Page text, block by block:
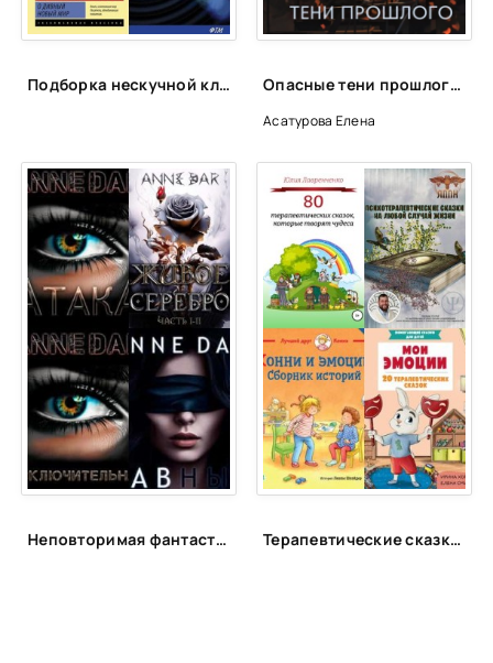
Подборка нескучной классики Опасные тени прошлого - Елена Асатурова
Асатурова Елена
Неповторимая фантастика Anne Dar в аудио Терапевтические сказки для детей!